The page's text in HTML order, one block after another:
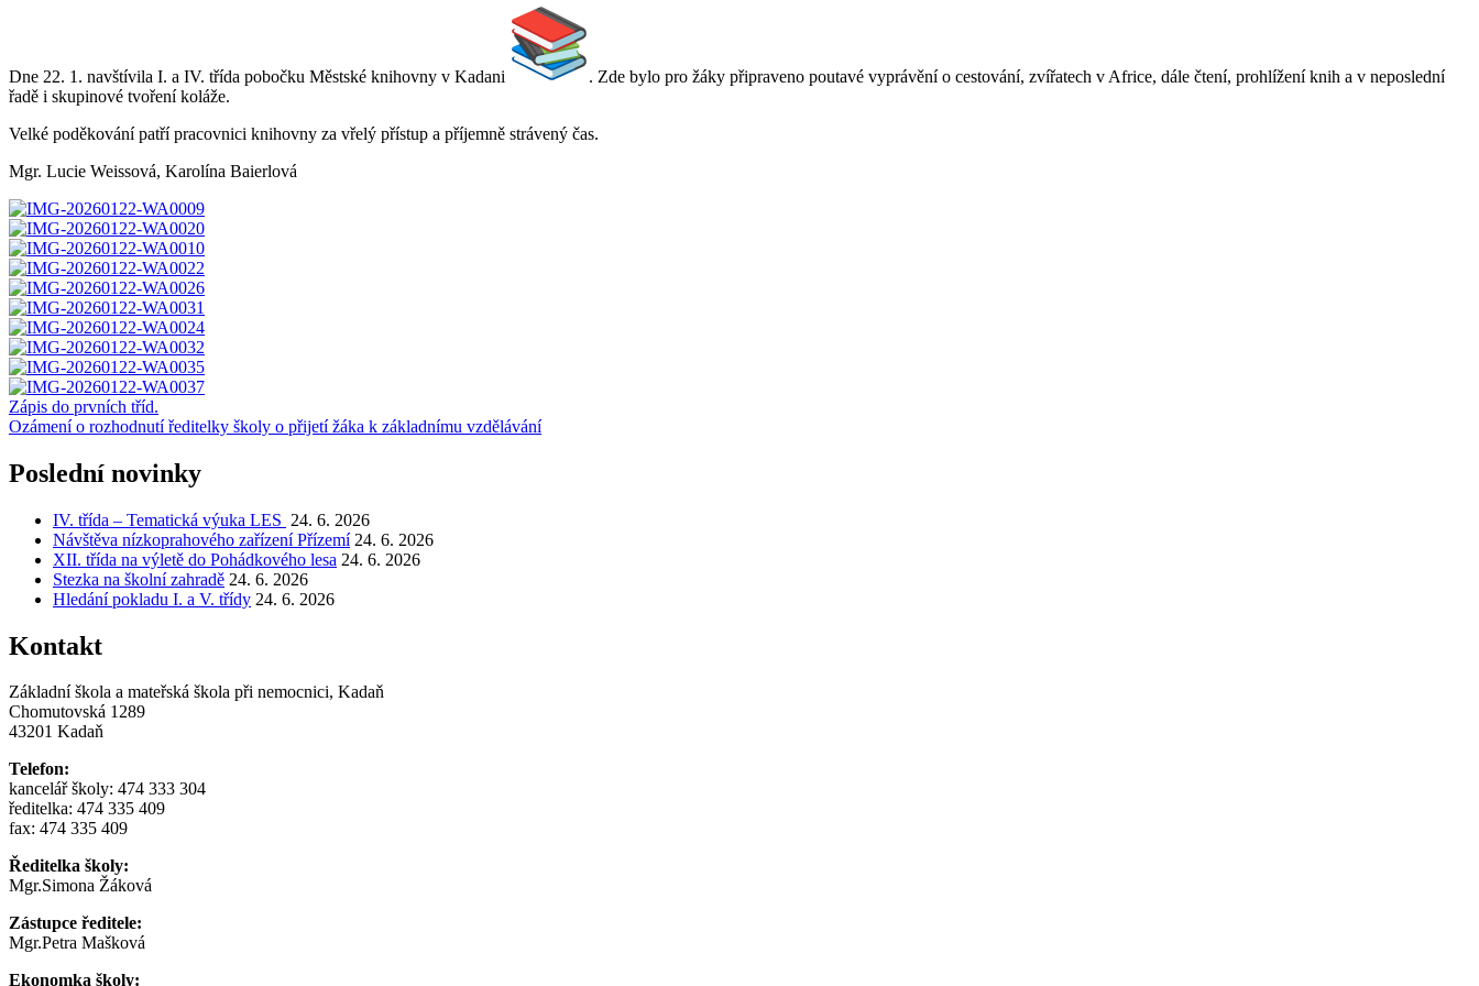
Dne 22. 1. navštívila I. a IV. třída pobočku Městské knihovny v Kadani
. Zde bylo pro žáky připraveno poutavé vyprávění o cestování, zvířatech v Africe, dále čtení, prohlížení knih a v neposlední
řadě i skupinové tvoření koláže.
Velké poděkování patří pracovnici knihovny za vřelý přístup a příjemně strávený čas.
Mgr. Lucie Weissová, Karolína Baierlová
Navigace
pro
příspěvek
Zápis do prvních tříd.
Ozámení o rozhodnutí ředitelky školy o přijetí žáka k základnímu vzdělávání
Poslední novinky
IV. třída – Tematická výuka LES 24. 6. 2026
Návštěva nízkoprahového zařízení Přízemí 24. 6. 2026
XII. třída na výletě do Pohádkového lesa 24. 6. 2026
Stezka na školní zahradě 24. 6. 2026
Hledání pokladu I. a V. třídy 24. 6. 2026
Kontakt
Základní škola a mateřská škola při nemocnici, Kadaň
Chomutovská 1289
43201 Kadaň
Telefon:
kancelář školy: 474 333 304
ředitelka: 474 335 409
fax: 474 335 409
Ředitelka školy:
Mgr.Simona Žáková
Zástupce ředitele:
Mgr.Petra Mašková
Ekonomka školy: